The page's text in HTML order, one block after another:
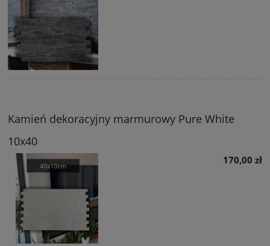
Kamień dekoracyjny marmurowy Pure White
10x40
170,00 zł